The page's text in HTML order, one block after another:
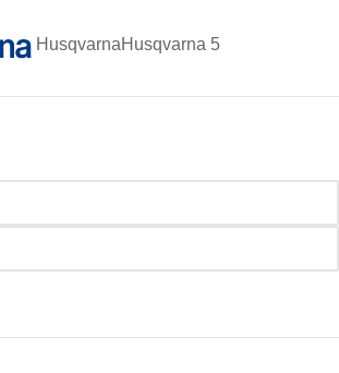
HusqvarnaHusqvarna 5